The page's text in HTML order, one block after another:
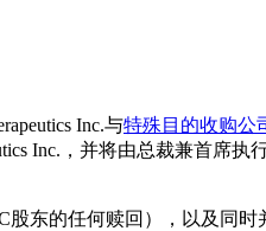
Inc.与特殊目的收购公
Inc.，并将由总裁兼首席
东的任何赎回），以及同